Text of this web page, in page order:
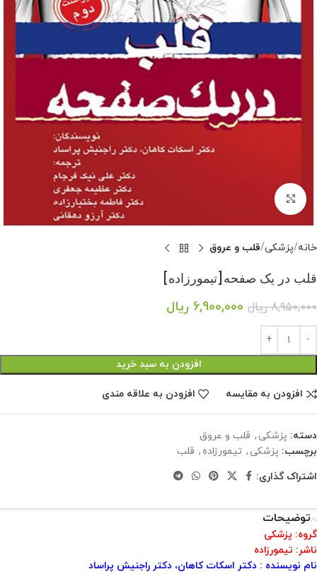
بزرگنمایی تصویر
خانه پزشکی قلب و عروق
قلب در یک صفحه[تیمورزاده]
8,950,000 ریال 6,900,000 ریال
افزودن به سبد خرید
افزودن به مقایسه افزودن به علاقه مندی
دسته: پزشکی , قلب و عروق
برچسب: پزشکی , تیمورزاده , قلب
اشتراک گذاری:
توضیحات
گروه: پزشکی
ناشر: تیمورزاده
نام نویسنده : دکتر اسکات کاهان، دکتر راجنیش پراساد